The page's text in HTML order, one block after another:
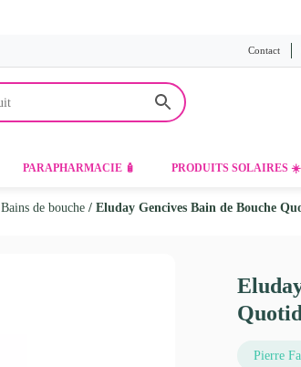
Contact
PARAPHARMACIE 🧴 PRODUITS SOLAIRES ☀️
Bains de bouche / Eluday Gencives Bain de Bouche
Pierre